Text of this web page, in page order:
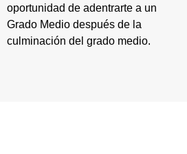
oportunidad de adentrarte a un
Grado Medio después de la
culminación del grado medio.